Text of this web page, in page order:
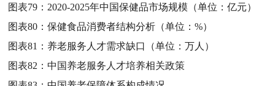
图表79： 2020-2025年中国保健品市场规模（单位：亿元）
图表80：保健食品消费者结构分析（单位：%）
图表81： 养老服务人才需求缺口（单位：万人）
图表82：中国养老服务人才培养相关政策